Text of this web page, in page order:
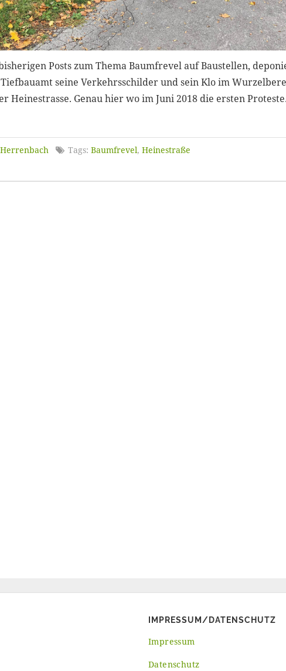
Posts zum Thema Baumfrevel auf Baustellen,
seine Verkehrsschilder und sein Klo im
Heinestrasse. Genau hier wo im Juni 2018 die ersten
Herrenbach Tags: Baumfrevel, Heinestraße
IMPRESSUM/DATENSCHUTZ
Impressum
Datenschutz